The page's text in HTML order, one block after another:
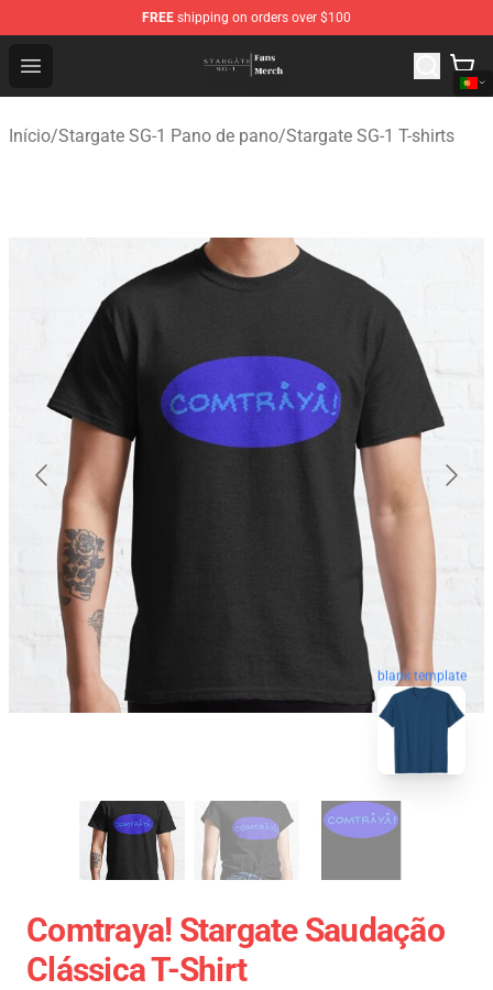
FREE shipping on orders over $100
Open menu
Stargate SG-1 Store - Official Stargate SG-1
Início/Stargate SG-1 Pano de pano/Stargate SG-1 T-shirts
blank template
Comtraya! Stargate Saudação
Clássica T-Shirt